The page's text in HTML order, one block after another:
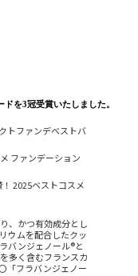
を3冠受賞いたしました。
トファンデベストバ
ファンデーション
2025ベストコスメ
、かつ有効成分とし
ウムを配合したクッ
バンジェノール®と
多く含むフランスカ
「フラバンジェノー